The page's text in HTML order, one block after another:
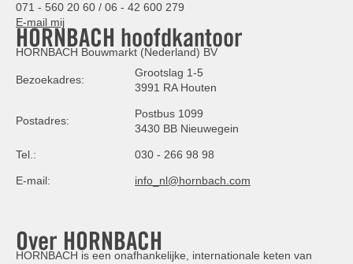
071 - 560 20 60 / 06 - 42 600 279
E-mail mij
HORNBACH hoofdkantoor
HORNBACH Bouwmarkt (Nederland) BV
Bezoekadres:
Grootslag 1-5
3991 RA Houten
Postadres:
Postbus 1099
3430 BB Nieuwegein
Tel.: 030 - 266 98 98
E-mail: info_nl@hornbach.com
Over HORNBACH
HORNBACH is een onafhankelijke, internationale keten van